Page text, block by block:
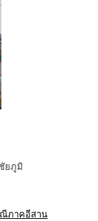
ยภูมิ
ณีภาคอีสาน